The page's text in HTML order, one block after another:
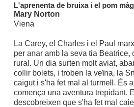
L'aprenenta de bruixa i el pom
Mary Norton
Viena
La Carey, el Charles i el Paul
per anar amb la seva tia Beatrice,
rural. Un dia surten molt aviat,
collir bolets, i troben la veïna, la
caigut i s'ha fet mal al turmell. És
comença una aventura trepidant.
descobreixen que s'ha fet mal